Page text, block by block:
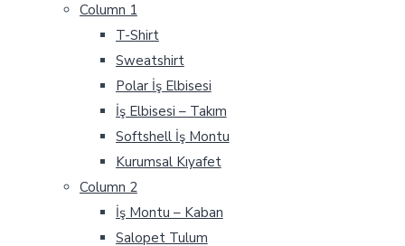
Column 1
T-Shirt
Sweatshirt
Polar İş Elbisesi
İş Elbisesi – Takım
Softshell İş Montu
Kurumsal Kıyafet
Column 2
İş Montu – Kaban
Salopet Tulum